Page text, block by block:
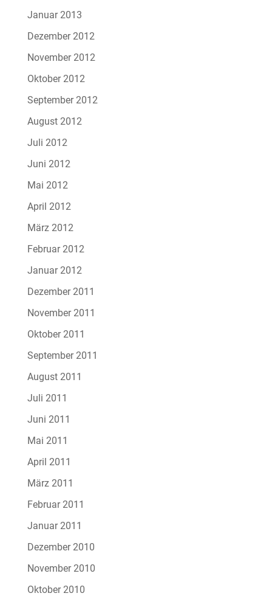
Januar 2013
Dezember 2012
November 2012
Oktober 2012
September 2012
August 2012
Juli 2012
Juni 2012
Mai 2012
April 2012
März 2012
Februar 2012
Januar 2012
Dezember 2011
November 2011
Oktober 2011
September 2011
August 2011
Juli 2011
Juni 2011
Mai 2011
April 2011
März 2011
Februar 2011
Januar 2011
Dezember 2010
November 2010
Oktober 2010